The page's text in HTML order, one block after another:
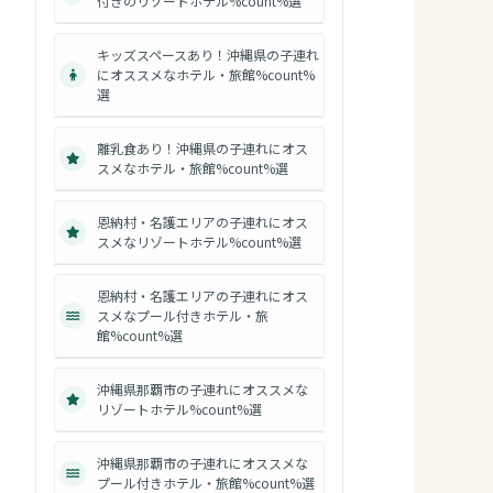
キッズスペースあり！沖縄県の子連れ
にオススメなホテル・旅館%count%
選
離乳食あり！沖縄県の子連れにオス
スメなホテル・旅館%count%選
恩納村・名護エリアの子連れにオス
スメなリゾートホテル%count%選
恩納村・名護エリアの子連れにオス
スメなプール付きホテル・旅
館%count%選
沖縄県那覇市の子連れにオススメな
リゾートホテル%count%選
沖縄県那覇市の子連れにオススメな
プール付きホテル・旅館%count%選